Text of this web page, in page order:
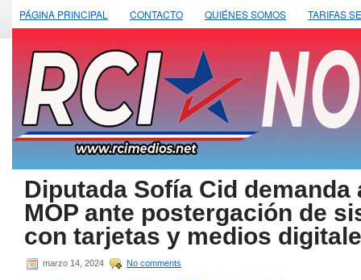
PÁGINA PRINCIPAL CONTACTO QUIÉNES SOMOS TARIFAS
Diputada Sofía Cid demanda
MOP ante postergación de
con tarjetas y medios
marzo 14, 2024 No comments